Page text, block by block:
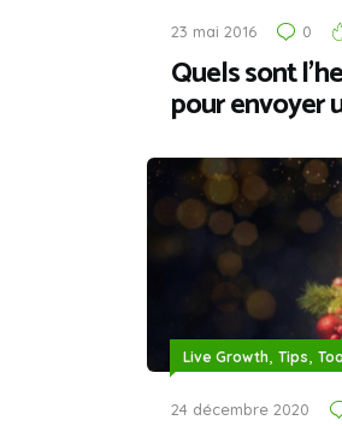
23 mai 2016 0
Quels sont
pour envoyer
Live Growth Tips
24 décembre 2020